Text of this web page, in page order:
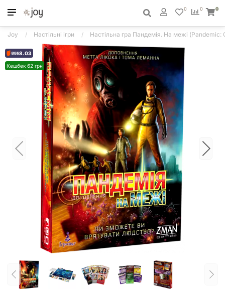
0
0 0
Joy Настільні ігри Настільна гра Пандемія. На межі (Pandemic:
8.03
Кешбек 62 грн